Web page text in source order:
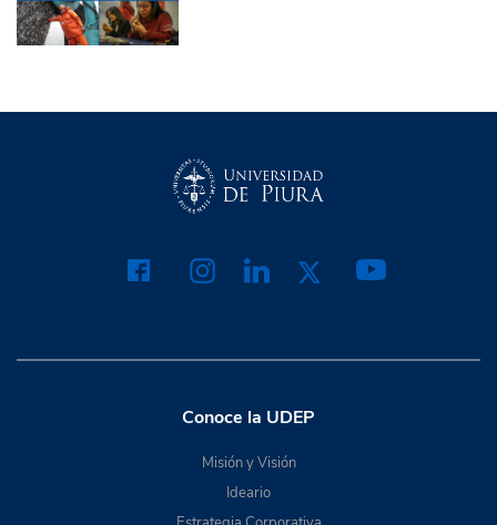
Conoce la UDEP
Misión y Visión
Ideario